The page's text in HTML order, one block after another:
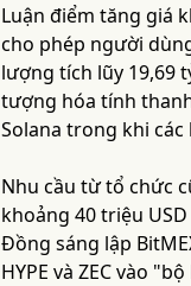
Luận điểm tăng giá
cho phép người
lượng tích lũy 19,69
tượng hóa tính
Solana trong khi
Nhu cầu từ tổ chức
khoảng 40 triệu
Đồng sáng lập
HYPE và ZEC vào